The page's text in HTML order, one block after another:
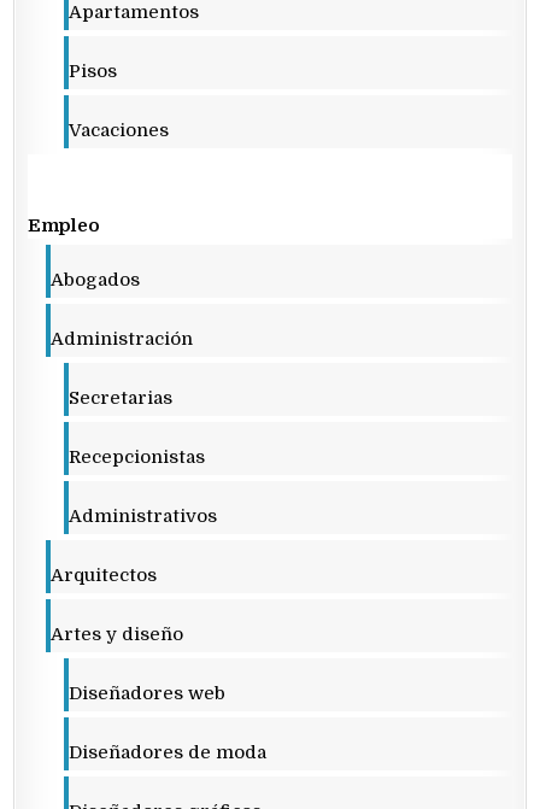
Apartamentos
Pisos
Vacaciones
Empleo
Abogados
Administración
Secretarias
Recepcionistas
Administrativos
Arquitectos
Artes y diseño
Diseñadores web
Diseñadores de moda